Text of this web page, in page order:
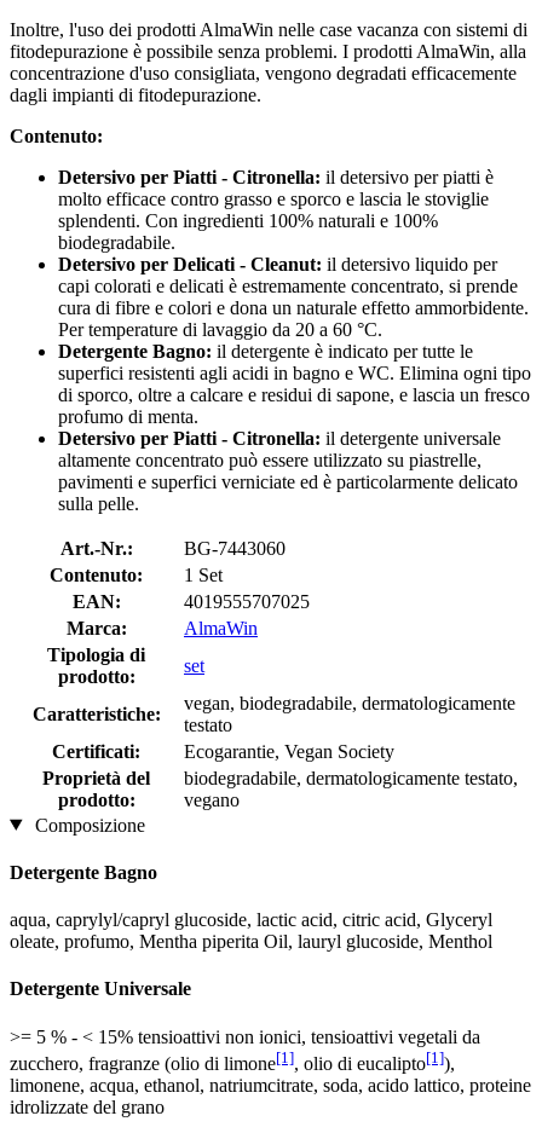
Inoltre, l'uso dei prodotti AlmaWin nelle case vacanza con sistemi di
fitodepurazione è possibile senza problemi. I prodotti AlmaWin, alla
concentrazione d'uso consigliata, vengono degradati efficacemente
dagli impianti di fitodepurazione.
Contenuto:
Detersivo per Piatti - Citronella: il detersivo per piatti è
molto efficace contro grasso e sporco e lascia le stoviglie
splendenti. Con ingredienti 100% naturali e 100%
biodegradabile.
Detersivo per Delicati - Cleanut: il detersivo liquido per
capi colorati e delicati è estremamente concentrato, si prende
cura di fibre e colori e dona un naturale effetto ammorbidente.
Per temperature di lavaggio da 20 a 60 °C.
Detergente Bagno: il detergente è indicato per tutte le
superfici resistenti agli acidi in bagno e WC. Elimina ogni tipo
di sporco, oltre a calcare e residui di sapone, e lascia un fresco
profumo di menta.
Detersivo per Piatti - Citronella: il detergente universale
altamente concentrato può essere utilizzato su piastrelle,
pavimenti e superfici verniciate ed è particolarmente delicato
sulla pelle.
Art.-Nr.:
BG-7443060
Contenuto:
1 Set
EAN:
4019555707025
Marca:
AlmaWin
Tipologia di
prodotto:
set
Caratteristiche:
vegan, biodegradabile, dermatologicamente
testato
Certificati:
Ecogarantie, Vegan Society
Proprietà del
prodotto:
biodegradabile, dermatologicamente testato,
vegano
Composizione
Detergente Bagno
aqua, caprylyl/capryl glucoside, lactic acid, citric acid, Glyceryl
oleate, profumo, Mentha piperita Oil, lauryl glucoside, Menthol
Detergente Universale
>= 5 % - < 15% tensioattivi non ionici, tensioattivi vegetali da
zucchero, fragranze (olio di limone[1], olio di eucalipto[1]),
limonene, acqua, ethanol, natriumcitrate, soda, acido lattico, proteine
​​idrolizzate del grano